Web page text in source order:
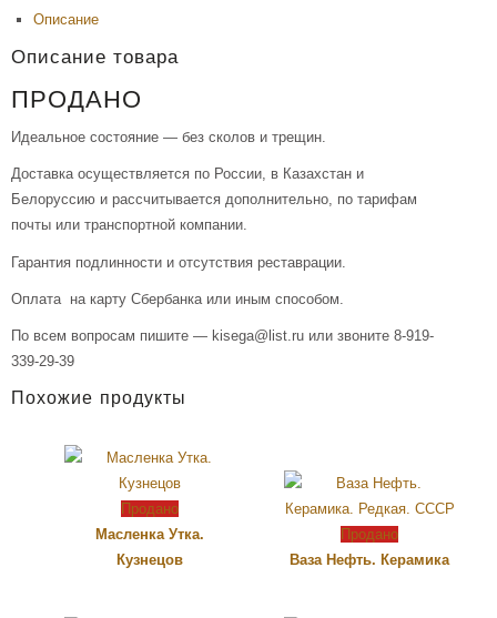
Описание
Описание товара
ПРОДАНО
Идеальное состояние — без сколов и трещин.
Доставка осуществляется по России, в Казахстан и
Белоруссию и рассчитывается дополнительно, по тарифам
почты или транспортной компании.
Гарантия подлинности и отсутствия реставрации.
Оплата на карту Сбербанка или иным способом.
По всем вопросам пишите — kisega@list.ru или звоните 8-919-
339-29-39
Похожие продукты
Продано
Масленка Утка.
Кузнецов
Продано
Ваза Нефть. Керамика